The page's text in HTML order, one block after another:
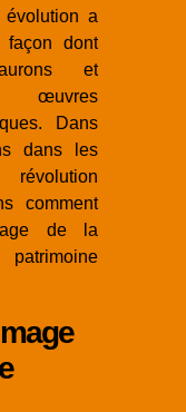
évolution a
façon dont
et
Dans
dans les
comment
de la